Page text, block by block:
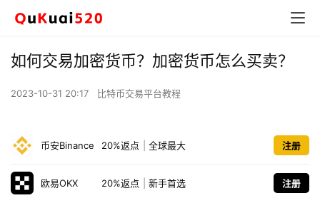
如何交易加密货币？加密货币怎么买卖？
2023-10-31 20:17 比特币交易平台教程
币安Binance 20%返点 全球最大 注册
欧易OKX 20%返点 新手首选 注册